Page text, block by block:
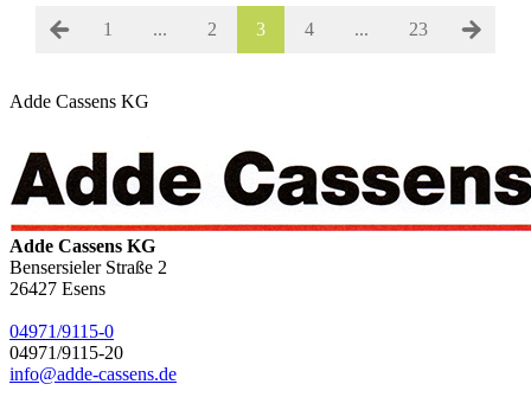
1 ... 2 3 4 ... 23
Adde Cassens KG
Adde Cassens KG
Bensersieler Straße 2
26427 Esens
04971/9115-0
04971/9115-20
info@adde-cassens.de